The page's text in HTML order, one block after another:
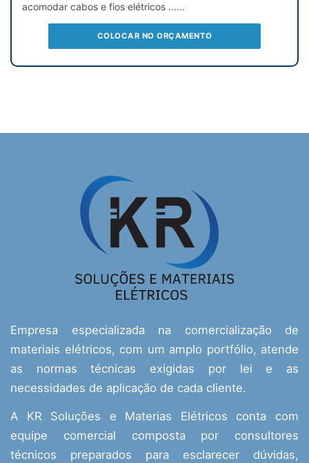
acomodar cabos e fios elétricos ......
COLOCAR NO ORÇAMENTO
Empresa especializada na comercialização de
materiais elétricos, com um amplo portfólio, atende
as normas técnicas exigidas por lei e as
necessidades de aplicação de cada cliente.
A KR Soluções e Materias Elétricos conta com
equipe comercial composta por consultores
técnicos preparados para esclarecer dúvidas,